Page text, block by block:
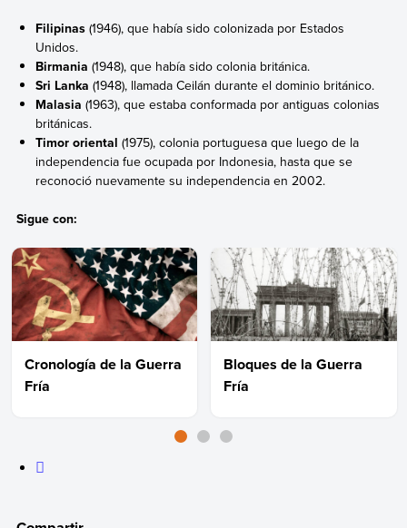
Filipinas (1946), que había sido colonizada por Estados
Unidos.
Birmania (1948), que había sido colonia británica.
Sri Lanka (1948), llamada Ceilán durante el dominio británico.
Malasia (1963), que estaba conformada por antiguas colonias
británicas.
Timor oriental (1975), colonia portuguesa que luego de la
independencia fue ocupada por Indonesia, hasta que se
reconoció nuevamente su independencia en 2002.
Sigue con:
Cronología de la Guerra
Fría
Bloques de la Guerra
Fría